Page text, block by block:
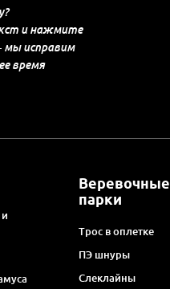
и нажмите
исправим
время
Веревочные
парки
Трос в оплетке
ПЭ шнуры
Слеклайны